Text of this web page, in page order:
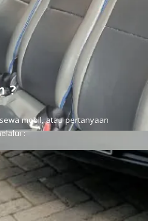
?
mobil, atau pertanyaan
: